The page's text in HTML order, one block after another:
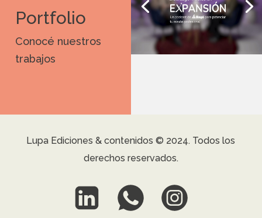
Portfolio
Conocé nuestros
trabajos
Lupa Ediciones & contenidos © 2024. Todos los
derechos reservados.